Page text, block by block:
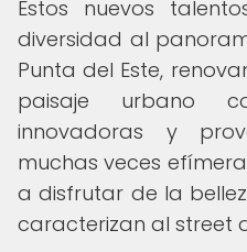
Estos nuevos
diversidad al
Punta del Este,
paisaje urbano
innovadoras y
muchas veces
a disfrutar de la
caracterizan al street